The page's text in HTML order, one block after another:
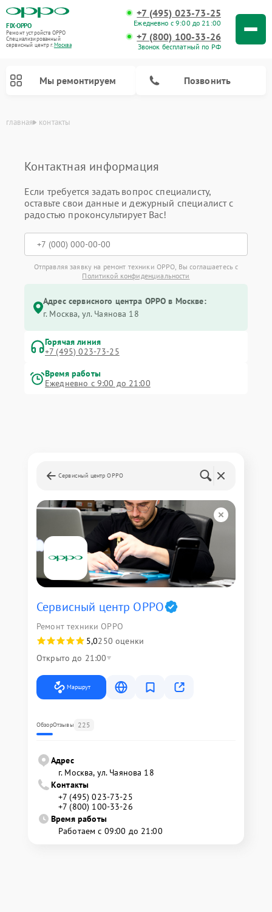
FIX-OPPO
Ремонт устройств OPPO
Специализированный
cервисный центр г.Москва
+7 (495) 023-73-25
Ежедневно с 9:00 до 21:00
+7 (800) 100-33-26
Звонок бесплатный по РФ
Мы ремонтируем Позвонить
главная контакты
Контактная информация
Если требуется задать вопрос специалисту,
оставьте свои данные и дежурный специалист с
радостью проконсультирует Вас!
Отправляя заявку на ремонт техники OPPO, Вы соглашаетесь с
Политикой конфиденциальности
Адрес сервисного центра OPPO в Москве:
г. Москва, ул. Чаянова 18
Горячая линия
+7 (495) 023-73-25
Время работы
Ежедневно с 9:00 до 21:00
Сервисный центр OPPO
Сервисный центр OPPO
Ремонт техники OPPO
5,0250 оценки
Открыто до 21:00
Маршрут
ОбзорОтзывы 225
Адрес
г. Москва, ул. Чаянова 18
Контакты
+7 (495) 023-73-25
+7 (800) 100-33-26
Время работы
Работаем с 09:00 до 21:00